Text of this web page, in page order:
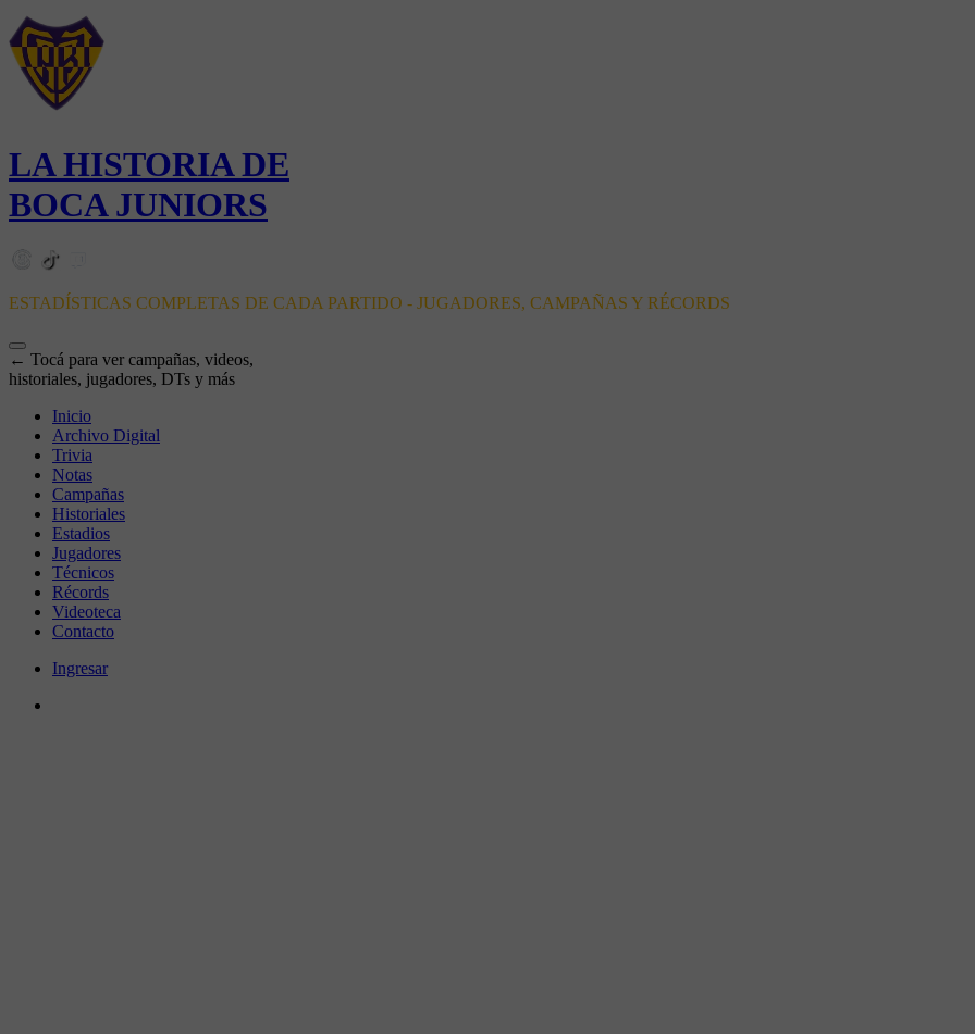
LA HISTORIA DE
BOCA JUNIORS
ESTADÍSTICAS COMPLETAS DE CADA PARTIDO - JUGADORES, CAMPAÑAS Y RÉCORDS
← Tocá para ver campañas, videos,
historiales, jugadores, DTs y más
Inicio
Archivo Digital
Trivia
Notas
Campañas
Historiales
Estadios
Jugadores
Técnicos
Récords
Videoteca
Contacto
Ingresar